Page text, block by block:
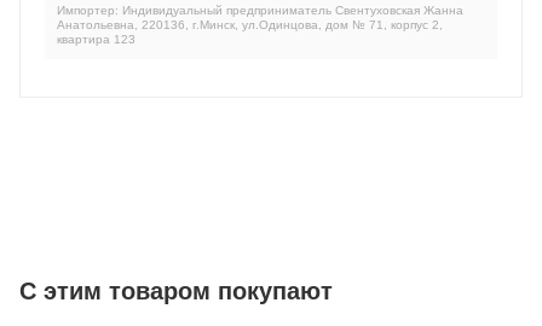
Импортер: Индивидуальный предприниматель Свентуховская Жанна
Анатольевна, 220136, г.Минск, ул.Одинцова, дом № 71, корпус 2,
квартира 123
C этим товаром покупают